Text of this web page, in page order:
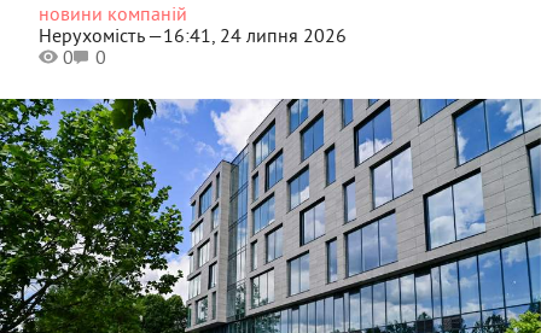
новини компаній
Нерухомість —16:41, 24 липня 2026
0
0